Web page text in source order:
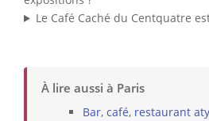
Le Café Caché du Centquatre
À lire aussi à Paris
Bar, café, restaurant